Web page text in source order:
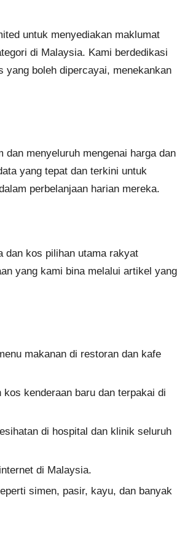
untuk menyediakan maklumat
di Malaysia. Kami berdedikasi
yang boleh dipercayai, menekankan
menyeluruh mengenai harga dan
yang tepat dan terkini untuk
perbelanjaan harian mereka.
dan kos pilihan utama rakyat
yang kami bina melalui artikel yang
makanan di restoran dan kafe
kenderaan baru dan terpakai di
di hospital dan klinik seluruh
di Malaysia.
simen, pasir, kayu, dan banyak